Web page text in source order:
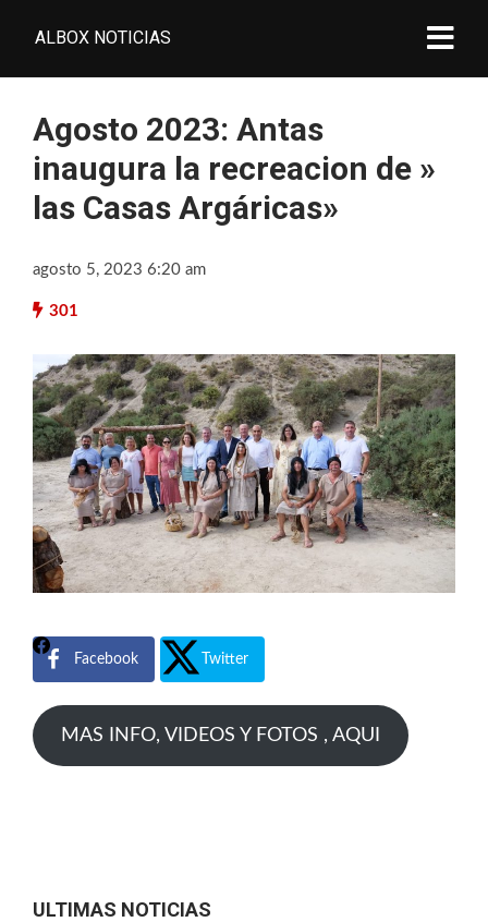
ALBOX NOTICIAS
Agosto 2023: Antas
inaugura la recreacion de »
las Casas Argáricas»
agosto 5, 2023 6:20 am
301
Facebook Twitter
MAS INFO, VIDEOS Y FOTOS , AQUI
ULTIMAS NOTICIAS